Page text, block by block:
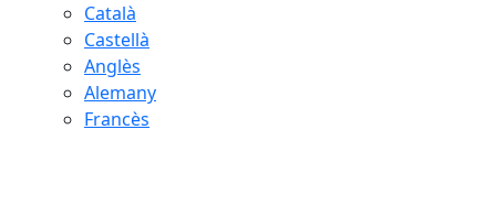
Català
Castellà
Anglès
Alemany
Francès